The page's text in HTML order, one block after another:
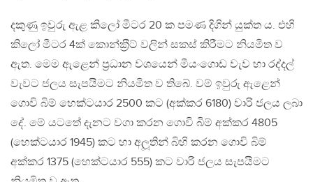
දකුණු ඉවුරු ඇළ කිලෝ මීටර 20 ක පමණ දිගින් යුක්ත ය. එහි
කිලෝ මීටර 4ක් කොන්ක‍්‍රීට් වලින් සකස් කිරීමට නියමිත ව
ඇත. මෙම ඇළෙන් ප‍්‍රධාන වශයෙන් මීයංගොඩ වැව හා රද්දල්
වැවට ජලය සැපයීමට නියමිත ව තිබේ. වම් ඉවුරු ඇළෙන්
ගොවි බිම් හෙක්ටයාර 2500 කට (අක්කර 6180) වාරි ජලය ලබා
දේ. මේ යටතේ දැනට වගා කරන ගොවි බිම් අක්කර 4805
(හෙක්ටයාර 1945) කට හා අලූතින් බිහි කරන ගොවි බිම්
අක්කර 1375 (හෙක්ටයාර 555) කට වාරි ජලය සැපයීමට